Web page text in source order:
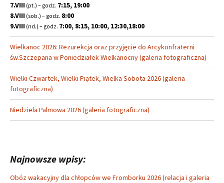
7.VIII (pt.) – godz. 7:15, 19:00
8.VIII (sob.) – godz. 8:00
9.VIII (nd.) – godz. 7:00, 8:15, 10:00, 12:30,18:00
Wielkanoc 2026: Rezurekcja oraz przyjęcie do Arcykonfraterni
św.Szczepana w Poniedziałek Wielkanocny (galeria fotograficzna)
Wielki Czwartek, Wielki Piątek, Wielka Sobota 2026 (galeria
fotograficzna)
Niedziela Palmowa 2026 (galeria fotograficzna)
Najnowsze wpisy:
Obóz wakacyjny dla chłopców we Fromborku 2026 (relacja i galeria